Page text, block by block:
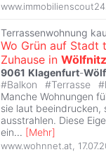
Terrassenwohnung
Wo Grün auf
Zuhause in Wölfnitz
9061 Klagenfurt-
#Balkon #Terrasse #
Manche Wohnungen
sie laut beeindrucken,
ausstrahlen. Diese
ein... [Mehr]
www.wohnnet.at